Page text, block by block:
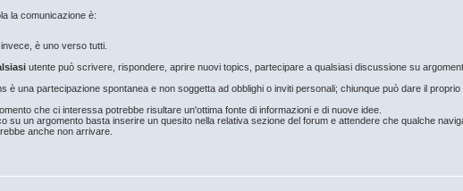
la comunicazione è:
è uno verso tutti.
utente può scrivere, rispondere, aprire nuovi topics, partecipare a qualsiasi discussione su
è una partecipazione spontanea e non soggetta ad obblighi o inviti personali; chiunque può dare il
che ci interessa potrebbe risultare un'ottima fonte di informazioni e di nuove idee.
su un argomento basta inserire un quesito nella relativa sezione del forum e attendere che qualche
anche non arrivare.